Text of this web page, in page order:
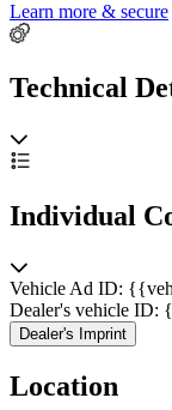
Learn more & secure
Technical
Individual
Vehicle Ad ID:
Dealer's vehicle ID:
Dealer's Imprint
Location